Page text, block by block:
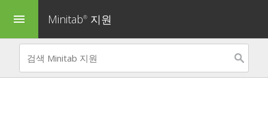
menu Minitab® 지원